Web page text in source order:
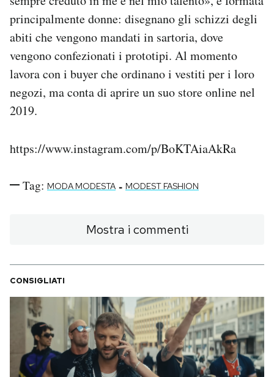
principalmente donne: disegnano gli schizzi degli
abiti che vengono mandati in sartoria, dove
vengono confezionati i prototipi. Al momento
lavora con i buyer che ordinano i vestiti per i loro
negozi, ma conta di aprire un suo store online nel
2019.
https://www.instagram.com/p/BoKTAiaAkRa
Tag: MODA MODESTA - MODEST FASHION
Mostra i commenti
CONSIGLIATI